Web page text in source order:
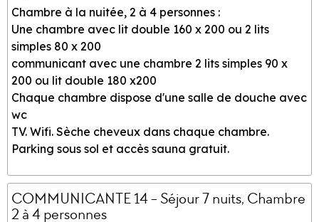
Chambre à la nuitée, 2 à 4 personnes :
Une chambre avec lit double 160 x 200 ou 2 lits
simples 80 x 200
communicant avec une chambre 2 lits simples 90 x
200 ou lit double 180 x200
Chaque chambre dispose d'une salle de douche avec
wc
TV. Wifi. Sèche cheveux dans chaque chambre.
Parking sous sol et accès sauna gratuit.
COMMUNICANTE 14 - Séjour 7 nuits, Chambre
2 à 4 personnes